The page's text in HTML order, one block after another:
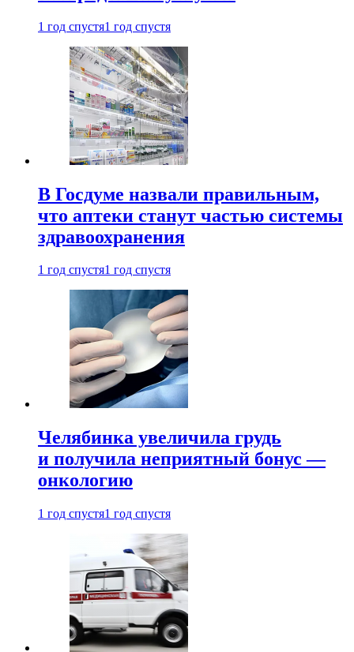
1 год спустя1 год спустя
В Госдуме назвали правильным,
что аптеки станут частью системы
здравоохранения
1 год спустя1 год спустя
Челябинка увеличила грудь
и получила неприятный бонус —
онкологию
1 год спустя1 год спустя